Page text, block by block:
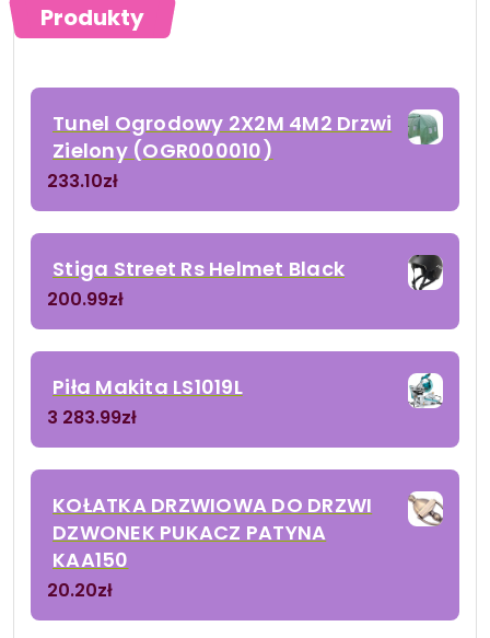
Produkty
Tunel Ogrodowy 2X2M 4M2 Drzwi
Zielony (OGR000010)
233.10zł
Stiga Street Rs Helmet Black
200.99zł
Piła Makita LS1019L
3 283.99zł
KOŁATKA DRZWIOWA DO DRZWI
DZWONEK PUKACZ PATYNA
KAA150
20.20zł